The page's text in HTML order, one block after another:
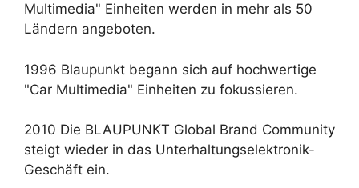
Multimedia" Einheiten werden in mehr als 50
Ländern angeboten.
1996 Blaupunkt begann sich auf hochwertige
"Car Multimedia" Einheiten zu fokussieren.
2010 Die BLAUPUNKT Global Brand Community
steigt wieder in das Unterhaltungselektronik-
Geschäft ein.